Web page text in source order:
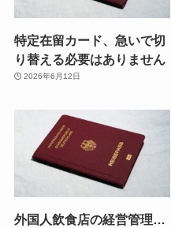
特定在留カード、急いで切
り替える必要はありません
2026年6月12日
外国人飲食店の経営管理…